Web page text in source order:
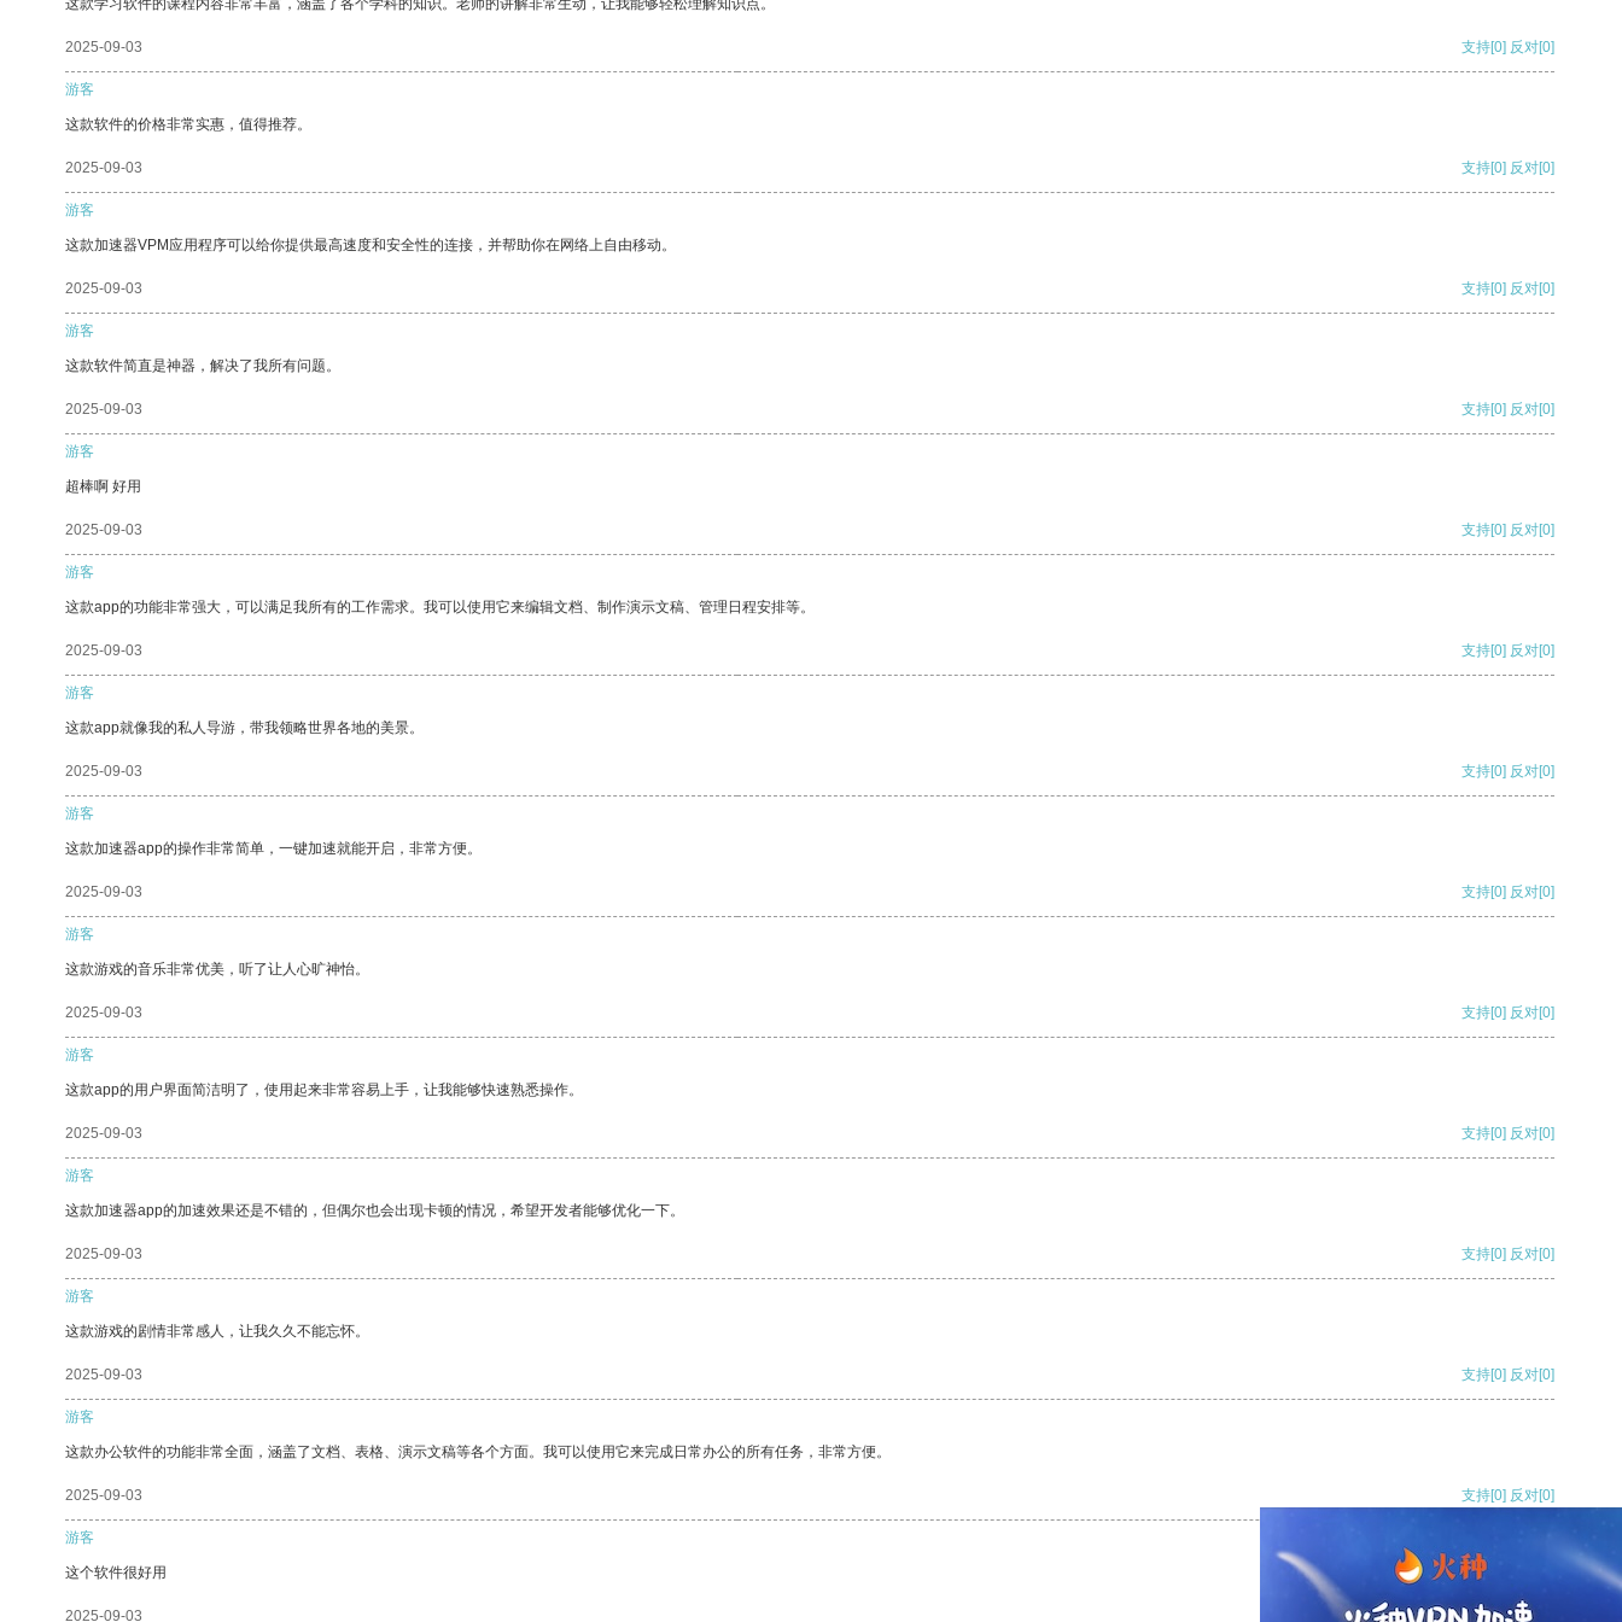
这款学习软件的课程内容非常丰富，涵盖了各个学科的知识。老师的讲解非常生动，让我能够轻松理解知识点。
2025-09-03 支持[0] 反对[0]
游客
这款软件的价格非常实惠，值得推荐。
2025-09-03 支持[0] 反对[0]
游客
这款加速器VPM应用程序可以给你提供最高速度和安全性的连接，并帮助你在网络上自由移动。
2025-09-03 支持[0] 反对[0]
游客
这款软件简直是神器，解决了我所有问题。
2025-09-03 支持[0] 反对[0]
游客
超棒啊 好用
2025-09-03 支持[0] 反对[0]
游客
这款app的功能非常强大，可以满足我所有的工作需求。我可以使用它来编辑文档、制作演示文稿、管理日程安排等。
2025-09-03 支持[0] 反对[0]
游客
这款app就像我的私人导游，带我领略世界各地的美景。
2025-09-03 支持[0] 反对[0]
游客
这款加速器app的操作非常简单，一键加速就能开启，非常方便。
2025-09-03 支持[0] 反对[0]
游客
这款游戏的音乐非常优美，听了让人心旷神怡。
2025-09-03 支持[0] 反对[0]
游客
这款app的用户界面简洁明了，使用起来非常容易上手，让我能够快速熟悉操作。
2025-09-03 支持[0] 反对[0]
游客
这款加速器app的加速效果还是不错的，但偶尔也会出现卡顿的情况，希望开发者能够优化一下。
2025-09-03 支持[0] 反对[0]
游客
这款游戏的剧情非常感人，让我久久不能忘怀。
2025-09-03 支持[0] 反对[0]
游客
这款办公软件的功能非常全面，涵盖了文档、表格、演示文稿等各个方面。我可以使用它来完成日常办公的所有任务，非常方便。
2025-09-03 支持[0] 反对[0]
游客
这个软件很好用
2025-09-03 支持[0] 反对